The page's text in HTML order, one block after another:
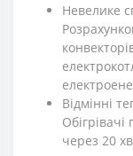
Невелике
Відмінні
через 20